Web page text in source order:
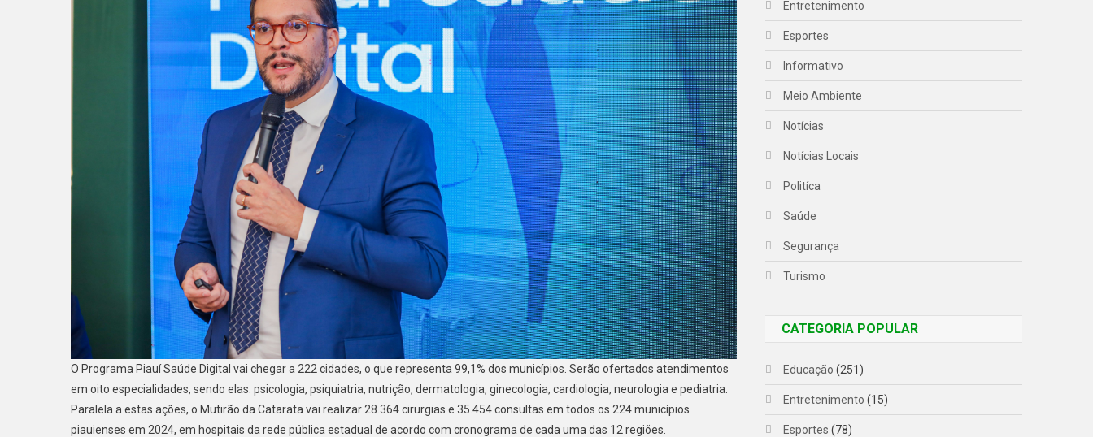
O Programa Piauí Saúde Digital vai chegar a 222 cidades, o que representa 99,1% dos municípios. Serão ofertados atendimentos
em oito especialidades, sendo elas: psicologia, psiquiatria, nutrição, dermatologia, ginecologia, cardiologia, neurologia e pediatria.
Paralela a estas ações, o Mutirão da Catarata vai realizar 28.364 cirurgias e 35.454 consultas em todos os 224 municípios
piauienses em 2024, em hospitais da rede pública estadual de acordo com cronograma de cada uma das 12 regiões.
Entretenimento
Esportes
Informativo
Meio Ambiente
Notícias
Notícias Locais
Politíca
Saúde
Segurança
Turismo
CATEGORIA POPULAR
Educação (251)
Entretenimento (15)
Esportes (78)